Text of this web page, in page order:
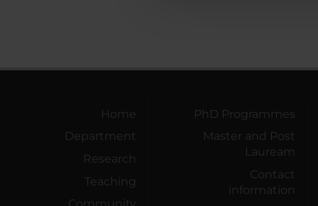
Home
Department
Research
Teaching
PhD Programmes
Master and Post
Lauream
Contact
information